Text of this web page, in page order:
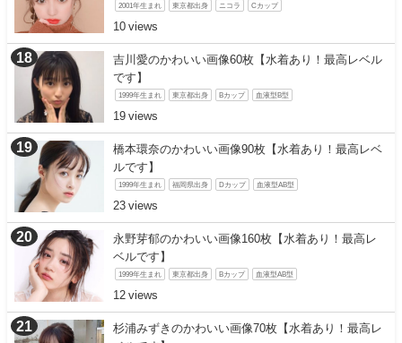
2001年生まれ 東京都出身 ニコラ Cカップ
10
吉川愛のかわいい画像60枚【水着あり！最高レベル
です】
1999年生まれ 東京都出身 Bカップ 血液型B型
19
橋本環奈のかわいい画像90枚【水着あり！最高レベ
ルです】
1999年生まれ 福岡県出身 Dカップ 血液型AB型
23
永野芽郁のかわいい画像160枚【水着あり！最高レ
ベルです】
1999年生まれ 東京都出身 Bカップ 血液型AB型
12
杉浦みずきのかわいい画像70枚【水着あり！最高レ